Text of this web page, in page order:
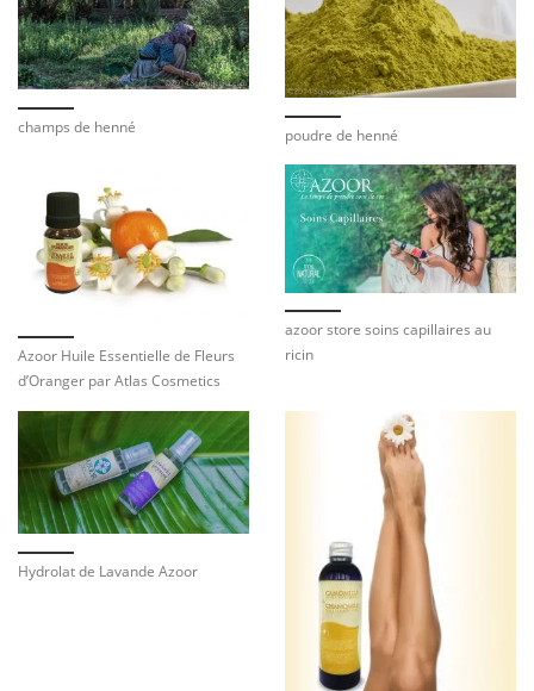
champs de henné poudre de henné
Azoor Huile Essentielle de Fleurs
d’Oranger par Atlas Cosmetics
azoor store soins capillaires au
ricin
Hydrolat de Lavande Azoor